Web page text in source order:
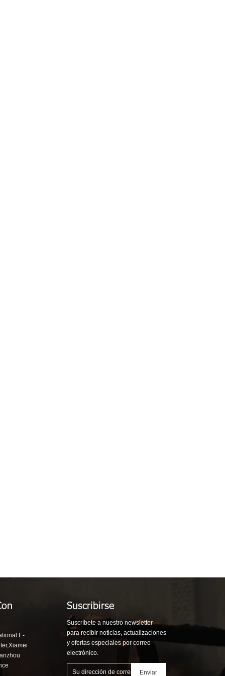
E-
Suscribirse
Suscríbete a nuestro newsletter
para recibir noticias, actualizaciones
y ofertas especiales por correo
electrónico.